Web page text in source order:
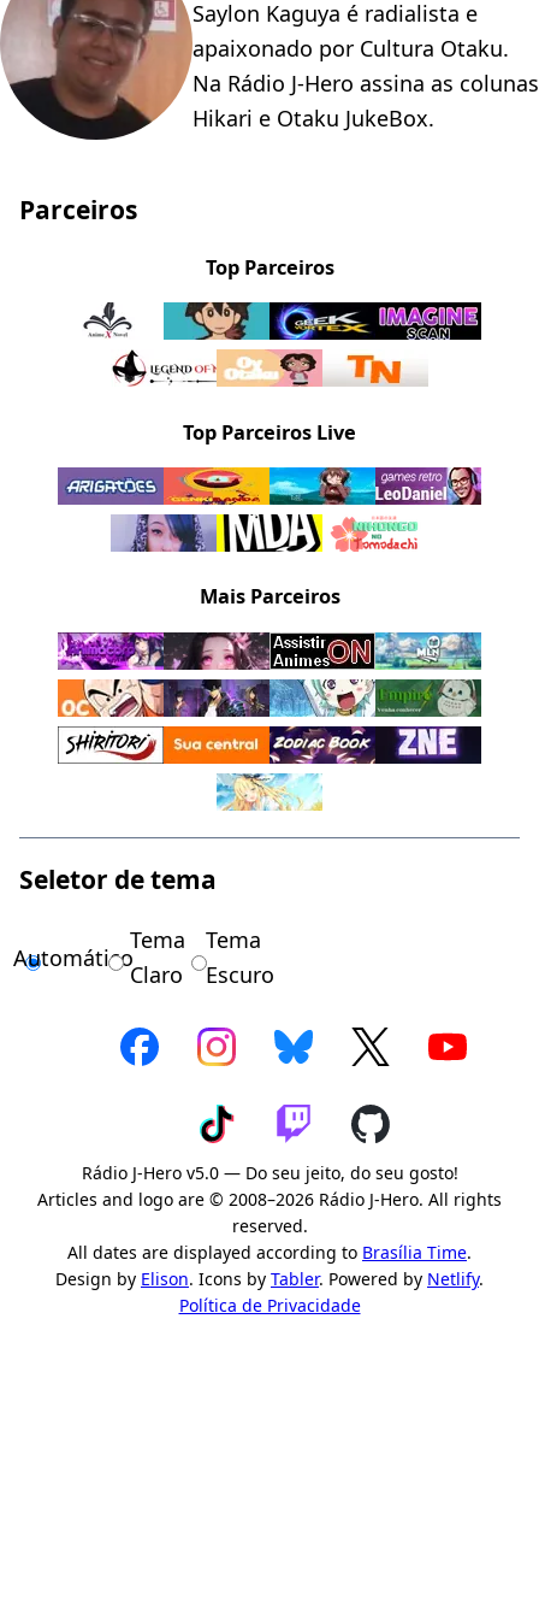
Saylon Kaguya é radialista e
apaixonado por Cultura Otaku.
Na Rádio J-Hero assina as colunas
Hikari e Otaku JukeBox.
Parceiros
Top Parceiros
Top Parceiros Live
Mais Parceiros
Seletor de tema
Automático
Tema
Claro
Tema
Escuro
Rádio J-Hero v5.0 — Do seu jeito, do seu gosto!
Articles and logo are © 2008–2026 Rádio J-Hero. All rights
reserved.
All dates are displayed according to Brasília Time.
Design by Elison. Icons by Tabler. Powered by Netlify.
Política de Privacidade